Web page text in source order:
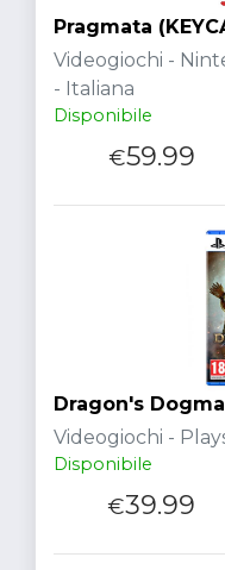
Pragmata
Videogiochi -
- Italiana
Disponibile
€59.99
Dragon's
Videogiochi -
Disponibile
€39.99